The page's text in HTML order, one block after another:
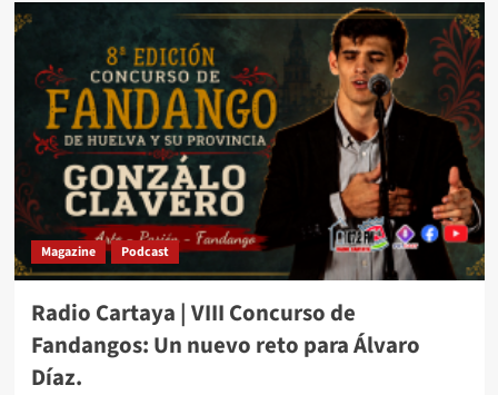
Magazine Podcast
Radio Cartaya | VIII Concurso de
Fandangos: Un nuevo reto para Álvaro
Díaz.